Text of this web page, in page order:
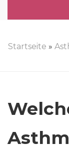
Startseite »